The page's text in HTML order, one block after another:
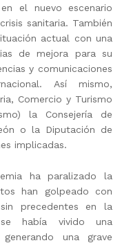
el nuevo escenario
sanitaria. También
actual con una
de mejora para su
y comunicaciones
Así mismo,
Comercio y Turismo
la Consejería de
o la Diputación de
implicadas.
ha paralizado la
han golpeado con
precedentes en la
había vivido una
una grave